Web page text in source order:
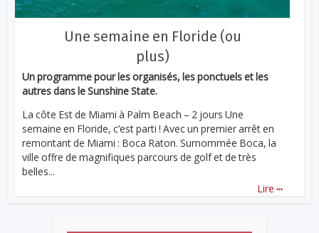
Une semaine en Floride (ou
plus)
Un programme pour les organisés, les ponctuels et les
autres dans le Sunshine State.
La côte Est de Miami à Palm Beach – 2 jours Une
semaine en Floride, c’est parti ! Avec un premier arrêt en
remontant de Miami : Boca Raton. Surnommée Boca, la
ville offre de magnifiques parcours de golf et de très
belles...
Lire ...